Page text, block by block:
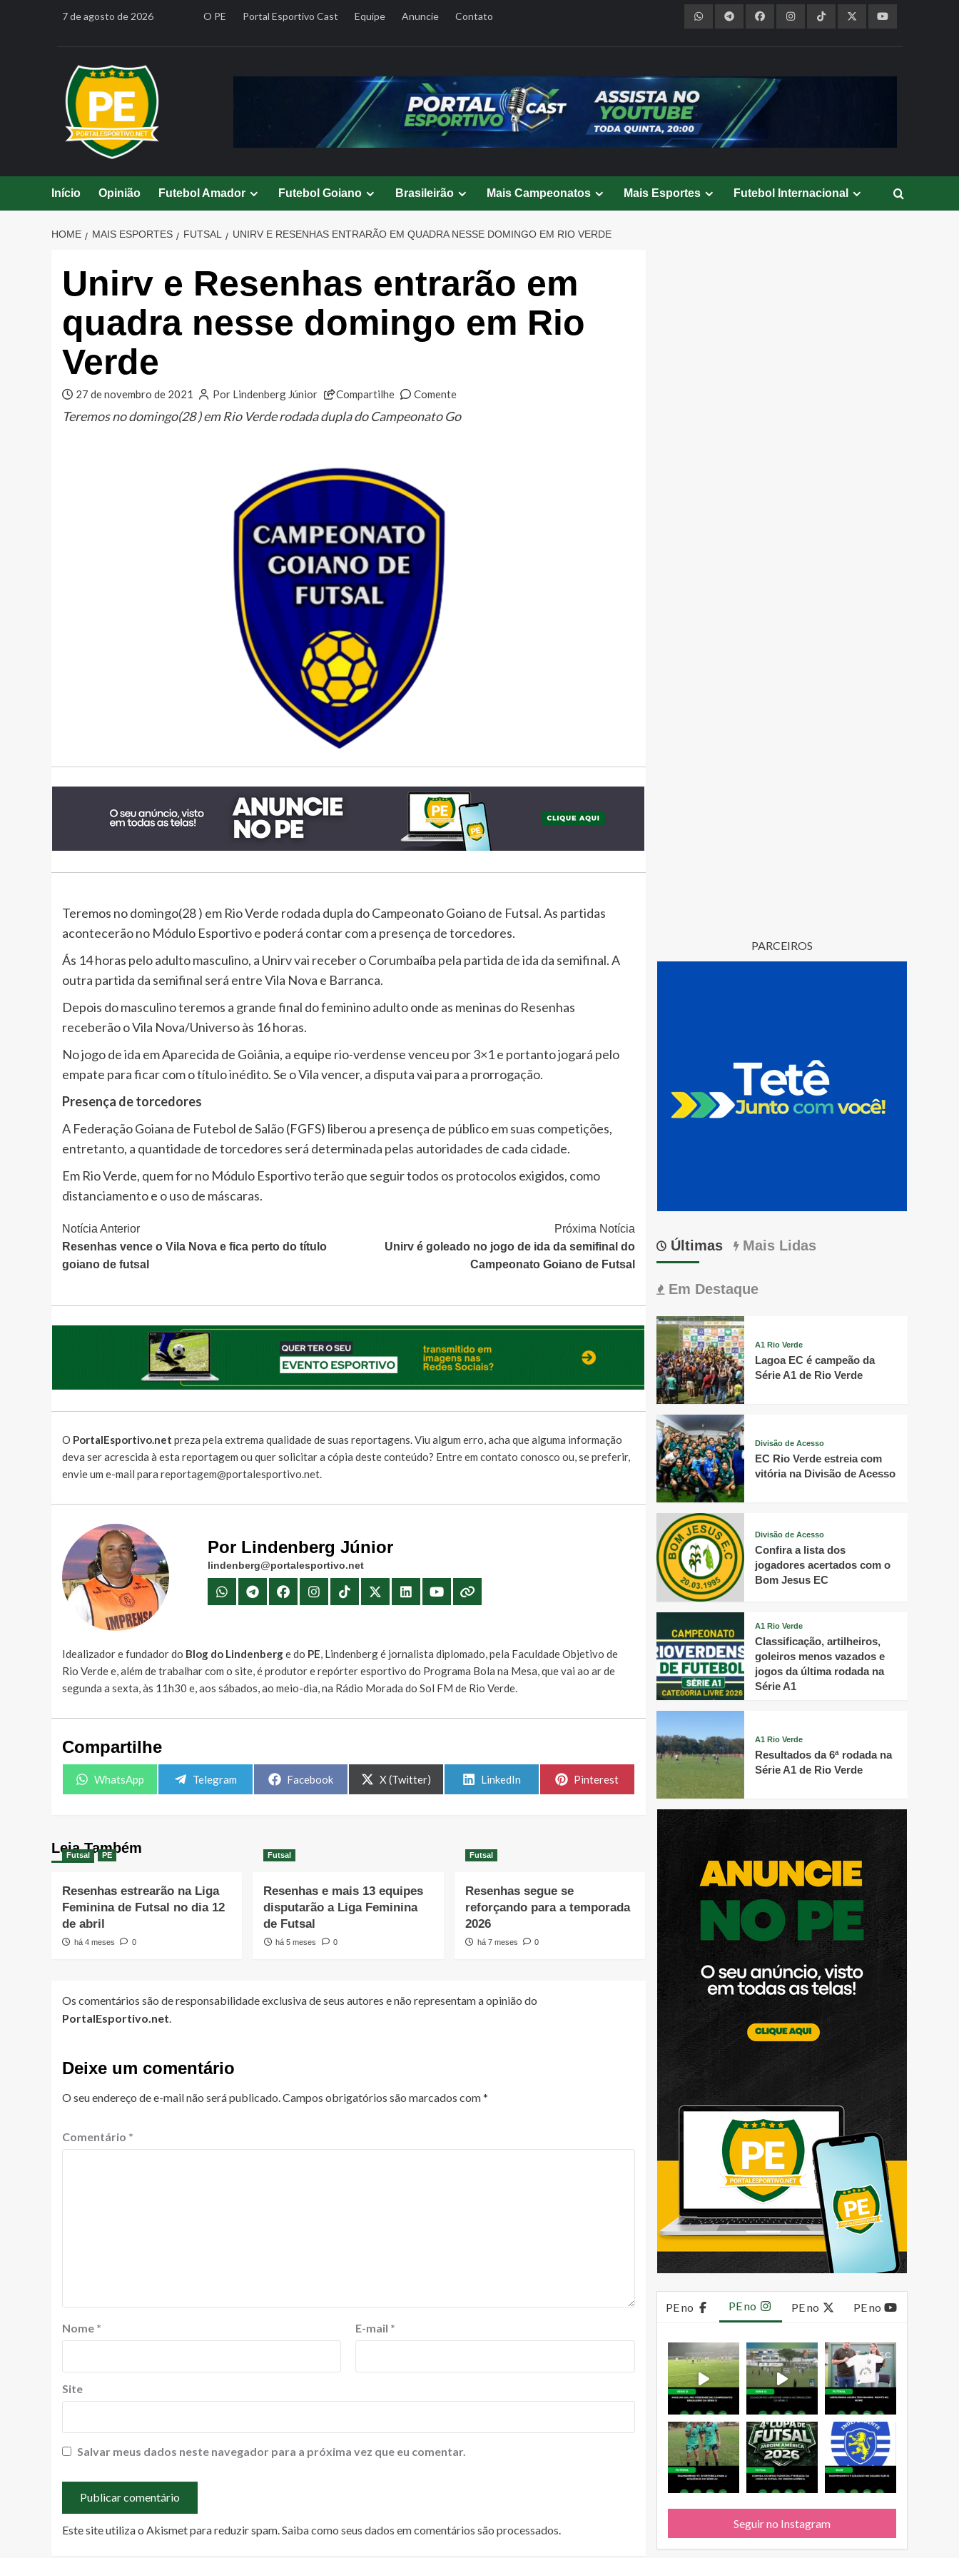
7 de agosto de 2026 O PE Portal Esportivo Cast Equipe Anuncie Contato
Início Opinião Futebol Amador Futebol Goiano Brasileirão Mais Campeonatos Mais Esportes Futebol Internacional
HOME MAIS ESPORTES FUTSAL UNIRV E RESENHAS ENTRARÃO EM QUADRA NESSE DOMINGO EM RIO VERDE
Unirv e Resenhas entrarão em
quadra nesse domingo em Rio
Verde
27 de novembro de 2021 Por Lindenberg Júnior Compartilhe Comente
Teremos no domingo(28 ) em Rio Verde rodada dupla do Campeonato Go
Teremos no domingo(28 ) em Rio Verde rodada dupla do Campeonato Goiano de Futsal. As partidas
acontecerão no Módulo Esportivo e poderá contar com a presença de torcedores.
Ás 14 horas pelo adulto masculino, a Unirv vai receber o Corumbaíba pela partida de ida da semifinal. A
outra partida da semifinal será entre Vila Nova e Barranca.
Depois do masculino teremos a grande final do feminino adulto onde as meninas do Resenhas
receberão o Vila Nova/Universo às 16 horas.
No jogo de ida em Aparecida de Goiânia, a equipe rio-verdense venceu por 3×1 e portanto jogará pelo
empate para ficar com o título inédito. Se o Vila vencer, a disputa vai para a prorrogação.
Presença de torcedores
A Federação Goiana de Futebol de Salão (FGFS) liberou a presença de público em suas competições,
entretanto, a quantidade de torcedores será determinada pelas autoridades de cada cidade.
Em Rio Verde, quem for no Módulo Esportivo terão que seguir todos os protocolos exigidos, como
distanciamento e o uso de máscaras.
Continue
Lendo
Notícia Anterior
Resenhas vence o Vila Nova e fica perto do título
goiano de futsal
Próxima Notícia
Unirv é goleado no jogo de ida da semifinal do
Campeonato Goiano de Futsal
O PortalEsportivo.net preza pela extrema qualidade de suas reportagens. Viu algum erro, acha que alguma informação
deva ser acrescida à esta reportagem ou quer solicitar a cópia deste conteúdo? Entre em contato conosco ou, se preferir,
envie um e-mail para reportagem@portalesportivo.net.
Por Lindenberg Júnior
lindenberg@portalesportivo.net
Idealizador e fundador do Blog do Lindenberge do PE, Lindenberg é jornalista diplomado, pela Faculdade Objetivo de
Rio Verde e, além de trabalhar com o site, é produtor e repórter esportivo do Programa Bola na Mesa, que vai ao ar de
segunda a sexta, às 11h30 e, aos sábados, ao meio-dia, na Rádio Morada do Sol FM de Rio Verde.
Compartilhe
Share
WhatsApp
Share
Telegram
Share
Facebook
Share
on
X (Twitter)
Share
LinkedIn
Share
Pinterest
Leia Também
Futsal PE
Resenhas estrearão na Liga
Feminina de Futsal no dia 12
de abril
há 4 meses 0
Futsal
Resenhas e mais 13 equipes
disputarão a Liga Feminina
de Futsal
há 5 meses 0
Futsal
Resenhas segue se
reforçando para a temporada
2026
há 7 meses 0
Os comentários são de responsabilidade exclusiva de seus autores e não representam a opinião do
PortalEsportivo.net.
Deixe um comentário
O seu endereço de e-mail não será publicado.Campos obrigatórios são marcados com*
Comentário *
Nome * E-mail *
Site
Salvar meus dados neste navegador para a próxima vez que eu comentar.
Este site utiliza o Akismet para reduzir spam. Saiba como seus dados em comentários são processados
PARCEIROS
Últimas Mais Lidas
Em Destaque
A1 Rio Verde
Lagoa EC é campeão da
Série A1 de Rio Verde
Divisão de Acesso
EC Rio Verde estreia com
vitória na Divisão de Acesso
Divisão de Acesso
Confira a lista dos
jogadores acertados com o
Bom Jesus EC
A1 Rio Verde
Classificação, artilheiros,
goleiros menos vazados e
jogos da última rodada na
Série A1
A1 Rio Verde
Resultados da 6ª rodada na
Série A1 de Rio Verde
PE no PE no PE no PE no
Seguir no Instagram